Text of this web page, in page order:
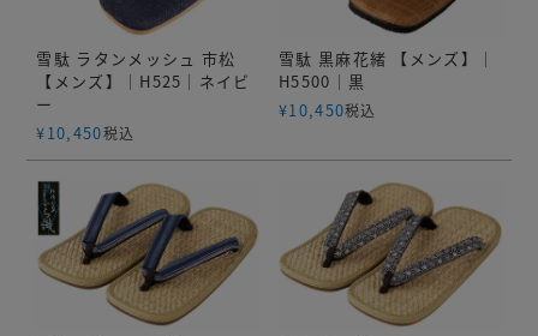
雪駄 ラタンメッシュ 市松
【メンズ】｜H525｜ネイビ
ー
¥ 10,450税込
雪駄 黒麻花緒 【メンズ】｜
H5500｜黒
¥10,450税込